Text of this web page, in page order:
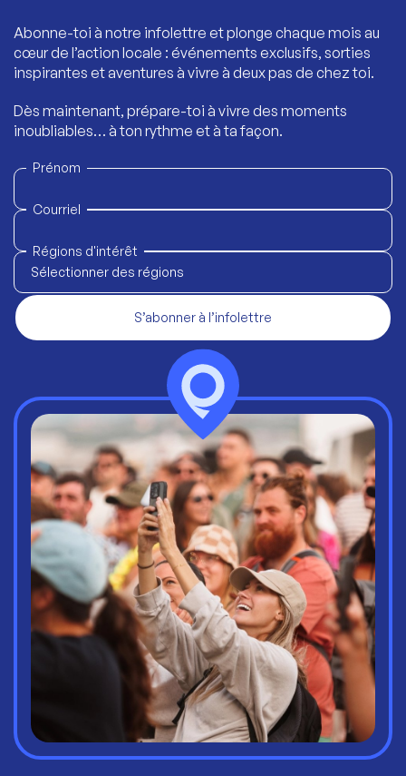
Abonne-toi à notre infolettre et plonge chaque mois au
cœur de l’action locale : événements exclusifs, sorties
inspirantes et aventures à vivre à deux pas de chez toi.
Dès maintenant, prépare-toi à vivre des moments
inoubliables… à ton rythme et à ta façon.
Prénom
Courriel
Régions d'intérêt
Sélectionner des régions
S’abonner à l’infolettre